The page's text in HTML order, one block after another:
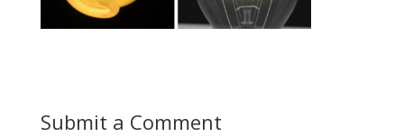
Submit a Comment